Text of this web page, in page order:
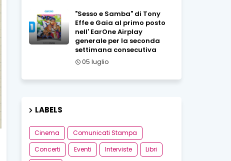
"Sesso e Samba" di Tony
Effe e Gaia al primo posto
nell' EarOne Airplay
generale per la seconda
settimana consecutiva
05 luglio
LABELS
Cinema
Comunicati Stampa
Concerti
Eventi Interviste
Libri